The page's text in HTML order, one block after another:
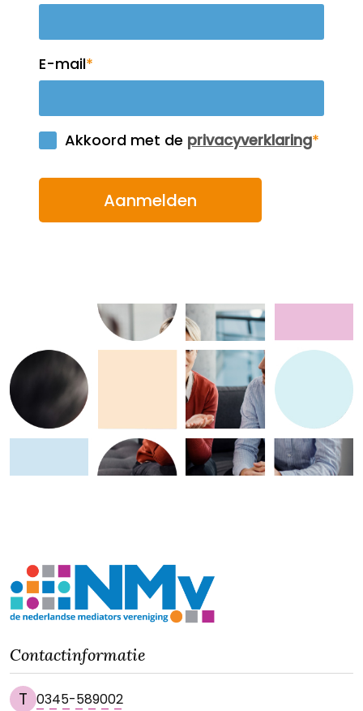
Contactinformatie
T 0345-589002